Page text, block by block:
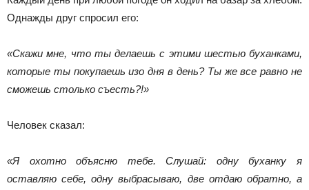
Однажды друг спросил его:
«Скажи мне, что ты дела­ешь с этими шестью буханками,
которые ты покупаешь изо дня в день? Ты же все равно не
сможешь столько съесть?!»
Человек сказал:
«Я охотно объясню тебе. Слушай: одну бу­ханку я
оставляю себе, одну выбрасываю, две отдаю обрат­но, а